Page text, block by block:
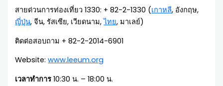
สายด่วนการท่องเที่ยว 1330: + 82-2-1330 (เกาหลี, อังกฤษ,
ญี่ปุ่น, จีน, รัสเซีย, เวียดนาม,ไทย, มาเลย์)
ติดต่อสอบถาม + 82-2-2014-6901
Website:www.leeum.org
เวลาทำการ 10:30 น. – 18:00 น.